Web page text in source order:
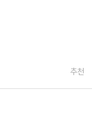
추천